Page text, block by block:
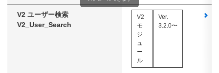
V2 ユーザー検索
V2_User_Search
V2
モ
ジ
ュ
ー
ル
Ver.
3.2.0〜